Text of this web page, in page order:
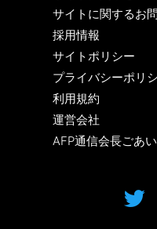
サイトに関するお
採用情報
サイトポリシー
プライバシーポリ
利用規約
運営会社
AFP通信会長ごあ